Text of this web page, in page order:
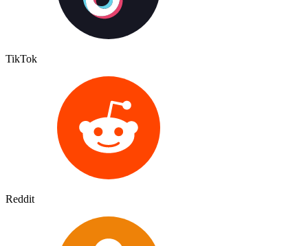
TikTok
Reddit